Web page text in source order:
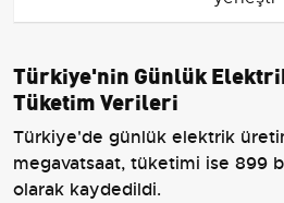
Türkiye'nin Günlük
Tüketim Verileri
Türkiye'de günlük elektrik
megavatsaat, tüketimi ise 899
olarak kaydedildi.